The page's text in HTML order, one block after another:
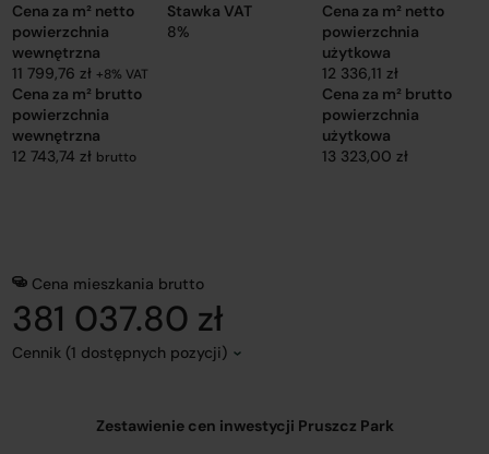
Cena za m² netto
powierzchnia
wewnętrzna
11 799,76 zł+8% VAT
Stawka VAT
8%
Cena za m² netto
powierzchnia
użytkowa
12 336,11 zł
Cena za m² brutto
powierzchnia
wewnętrzna
12 743,74 zł brutto
Cena za m² brutto
powierzchnia
użytkowa
13 323,00 zł
Cena mieszkania brutto
381 037.80 zł
Cennik (1 dostępnych pozycji)
Zestawienie cen inwestycji Pruszcz Park